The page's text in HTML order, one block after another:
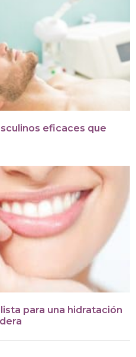
eficaces que
para una hidratación